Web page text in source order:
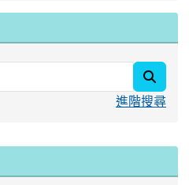
進階搜尋